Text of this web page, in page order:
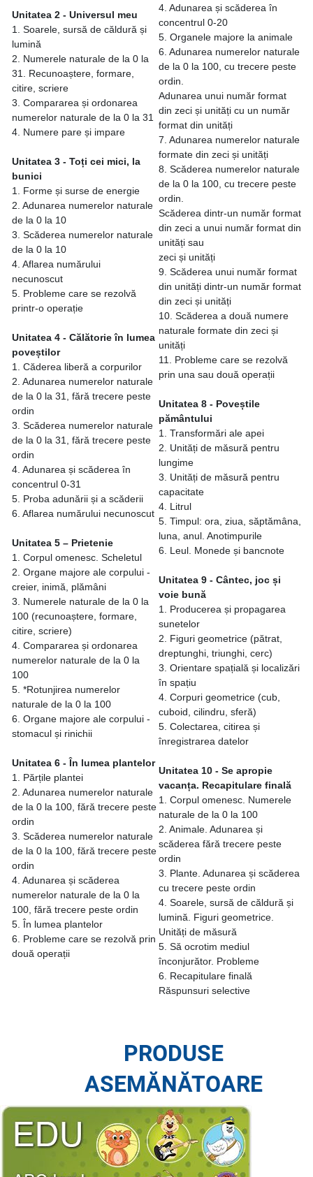
Unitatea 2 - Universul meu
1. Soarele, sursă de căldură și
lumină
2. Numerele naturale de la 0 la
31. Recunoaștere, formare,
citire, scriere
3. Compararea și ordonarea
numerelor naturale de la 0 la 31
4. Numere pare și impare
Unitatea 3 - Toți cei mici, la
bunici
1. Forme și surse de energie
2. Adunarea numerelor naturale
de la 0 la 10
3. Scăderea numerelor naturale
de la 0 la 10
4. Aflarea numărului
necunoscut
5. Probleme care se rezolvă
printr-o operație
Unitatea 4 - Călătorie în lumea
poveștilor
1. Căderea liberă a corpurilor
2. Adunarea numerelor naturale
de la 0 la 31, fără trecere peste
ordin
3. Scăderea numerelor naturale
de la 0 la 31, fără trecere peste
ordin
4. Adunarea și scăderea în
concentrul 0-31
5. Proba adunării și a scăderii
6. Aflarea numărului necunoscut
Unitatea 5 – Prietenie
1. Corpul omenesc. Scheletul
2. Organe majore ale corpului -
creier, inimă, plămâni
3. Numerele naturale de la 0 la
100 (recunoaștere, formare,
citire, scriere)
4. Compararea și ordonarea
numerelor naturale de la 0 la
100
5. *Rotunjirea numerelor
naturale de la 0 la 100
6. Organe majore ale corpului -
stomacul și rinichii
Unitatea 6 - În lumea plantelor
1. Părțile plantei
2. Adunarea numerelor naturale
de la 0 la 100, fără trecere peste
ordin
3. Scăderea numerelor naturale
de la 0 la 100, fără trecere peste
ordin
4. Adunarea și scăderea
numerelor naturale de la 0 la
100, fără trecere peste ordin
5. În lumea plantelor
6. Probleme care se rezolvă prin
două operații
4. Adunarea și scăderea în
concentrul 0-20
5. Organele majore la animale
6. Adunarea numerelor naturale
de la 0 la 100, cu trecere peste
ordin.
Adunarea unui număr format
din zeci și unități cu un număr
format din unități
7. Adunarea numerelor naturale
formate din zeci și unități
8. Scăderea numerelor naturale
de la 0 la 100, cu trecere peste
ordin.
Scăderea dintr-un număr format
din zeci a unui număr format din
unități sau
zeci și unități
9. Scăderea unui număr format
din unități dintr-un număr format
din zeci și unități
10. Scăderea a două numere
naturale formate din zeci și
unități
11. Probleme care se rezolvă
prin una sau două operații
Unitatea 8 - Poveștile
pământului
1. Transformări ale apei
2. Unități de măsură pentru
lungime
3. Unități de măsură pentru
capacitate
4. Litrul
5. Timpul: ora, ziua, săptămâna,
luna, anul. Anotimpurile
6. Leul. Monede și bancnote
Unitatea 9 - Cântec, joc și
voie bună
1. Producerea și propagarea
sunetelor
2. Figuri geometrice (pătrat,
dreptunghi, triunghi, cerc)
3. Orientare spațială și localizări
în spațiu
4. Corpuri geometrice (cub,
cuboid, cilindru, sferă)
5. Colectarea, citirea și
înregistrarea datelor
Unitatea 10 - Se apropie
vacanța. Recapitulare finală
1. Corpul omenesc. Numerele
naturale de la 0 la 100
2. Animale. Adunarea și
scăderea fără trecere peste
ordin
3. Plante. Adunarea și scăderea
cu trecere peste ordin
4. Soarele, sursă de căldură și
lumină. Figuri geometrice.
Unități de măsură
5. Să ocrotim mediul
înconjurător. Probleme
6. Recapitulare finală
Răspunsuri selective
PRODUSE
ASEMĂNĂTOARE